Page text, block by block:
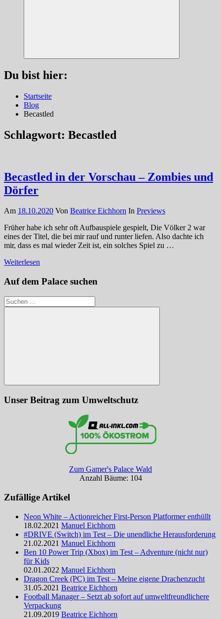
Suchen
Du bist hier:
Startseite
Blog
Becastled
Schlagwort: Becastled
Becastled in der Vorschau – Zombies und
Dörfer
Am 18.10.2020 Von Beatrice Eichhorn In Previews
Früher habe ich sehr oft Aufbauspiele gespielt, Die Völker 2 war
eines der Titel, die bei mir rauf und runter liefen. Also dachte ich
mir, dass es mal wieder Zeit ist, ein solches Spiel zu …
Weiterlesen
Auf dem Palace suchen
Suchen
nach:
Suchen
Unser Beitrag zum Umweltschutz
Zum Gamer's Palace Wald
Anzahl Bäume: 104
Zufällige Artikel
Neon White – Actionreicher First-Person Platformer enthüllt
18.02.2021 Manuel Eichhorn
#DRIVE (Switch) im Test – Die unendliche Herausforderung
21.02.2021 Manuel Eichhorn
Ben 10 Power Trip (Xbox) im Test – Adventure (nicht nur)
für Kids
02.01.2022 Manuel Eichhorn
Dragon Creek (PC) im Test – Meine eigene Drachenzucht
31.05.2021 Beatrice Eichhorn
Football Manager – Setzt ab sofort auf umweltfreundlichere
Verpackung
21.09.2019 Beatrice Eichhorn